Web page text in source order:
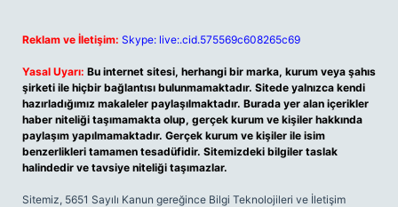
Reklam ve İletişim: Skype: live:.cid.575569c608265c69
Yasal Uyarı: Bu internet sitesi, herhangi bir marka, kurum veya şahıs
şirketi ile hiçbir bağlantısı bulunmamaktadır. Sitede yalnızca kendi
hazırladığımız makaleler paylaşılmaktadır. Burada yer alan içerikler
haber niteliği taşımamakta olup, gerçek kurum ve kişiler hakkında
paylaşım yapılmamaktadır. Gerçek kurum ve kişiler ile isim
benzerlikleri tamamen tesadüfidir. Sitemizdeki bilgiler taslak
halindedir ve tavsiye niteliği taşımazlar.
Sitemiz, 5651 Sayılı Kanun gereğince Bilgi Teknolojileri ve İletişim